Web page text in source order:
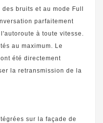
bruits et au mode Full
parfaitement
à toute vitesse.
au maximum. Le
été directement
la retransmission de la
sur la façade de